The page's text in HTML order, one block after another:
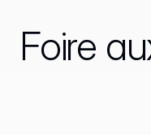
Foire